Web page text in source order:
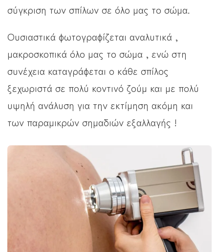
σύγκριση των σπίλων σε όλο μας το σώμα.
Ουσιαστικά φωτογραφίζεται αναλυτικά ,
μακροσκοπικά όλο μας το σώμα , ενώ στη
συνέχεια καταγράφεται ο κάθε σπίλος
ξεχωριστά σε πολύ κοντινό ζούμ και με πολύ
υψηλή ανάλυση για την εκτίμηση ακόμη και
των παραμικρών σημαδιών εξαλλαγής !